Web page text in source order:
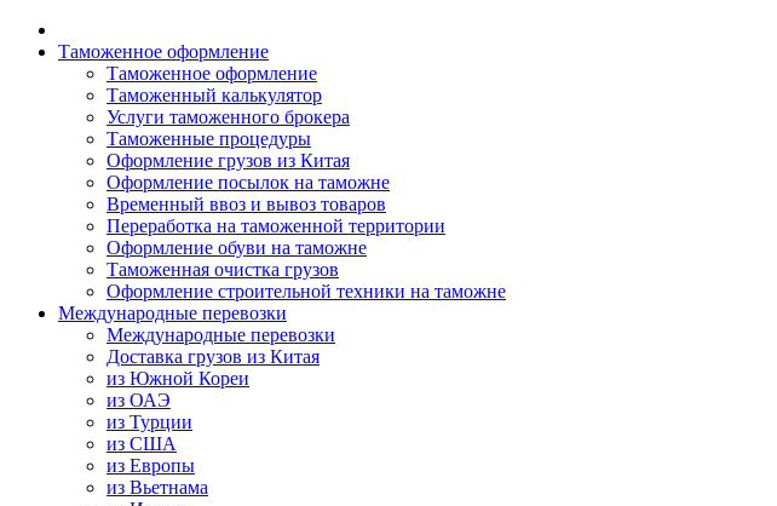
Таможенное оформление
Таможенное оформление
Таможенный калькулятор
Услуги таможенного брокера
Таможенные процедуры
Оформление грузов из Китая
Оформление посылок на таможне
Временный ввоз и вывоз товаров
Переработка на таможенной территории
Оформление обуви на таможне
Таможенная очистка грузов
Оформление строительной техники на таможне
Международные перевозки
Международные перевозки
Доставка грузов из Китая
из Южной Кореи
из ОАЭ
из Турции
из США
из Европы
из Вьетнама